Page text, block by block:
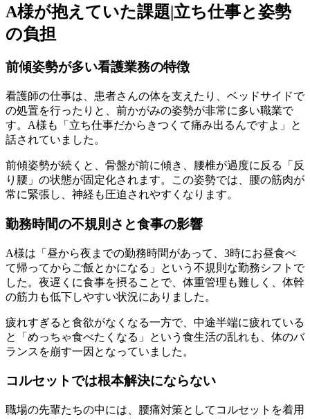
A様が抱えていた課題|立ち仕事と姿勢
の負担
前傾姿勢が多い看護業務の特徴
看護師の仕事は、患者さんの体を支えたり、ベッドサイドで
の処置を行ったりと、前かがみの姿勢が非常に多い職業で
す。A様も「立ち仕事だからきつくて痛み出るんですよ」と
話されていました。
前傾姿勢が続くと、骨盤が前に傾き、腰椎が過度に反る「反
り腰」の状態が固定化されます。この姿勢では、腰の筋肉が
常に緊張し、神経も圧迫されやすくなります。
勤務時間の不規則さと食事の影響
A様は「昼から夜までの勤務時間があって、3時にお昼食べ
て帰ってからご飯とかになる」という不規則な勤務シフトで
した。夜遅くに食事を摂ることで、体重管理も難しく、体幹
の筋力も低下しやすい状況にありました。
疲れすぎると食欲がなくなる一方で、中途半端に疲れている
と「めっちゃ食べたくなる」という食生活の乱れも、体のバ
ランスを崩す一因となっていました。
コルセットでは根本解決にならない
職場の先輩たちの中には、腰痛対策としてコルセットを着用